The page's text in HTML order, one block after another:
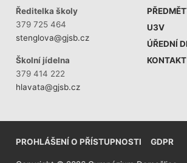
Ředitelka školy
379 725 464
stenglova@gjsb.cz
Školní jídelna
379 414 222
hlavata@gjsb.cz
U3V
ÚŘEDNÍ
KONTAKT
PROHLÁŠENÍ O PŘÍSTUPNOSTI GDPR